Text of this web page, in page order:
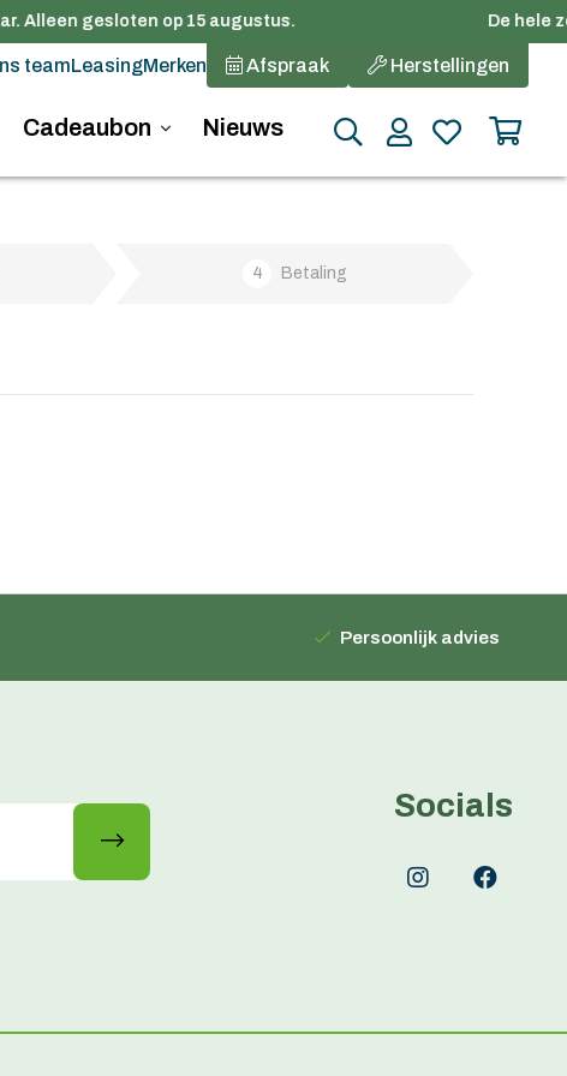
Alleen gesloten op 15 augustus. De hele
teamLeasingMerken Afspraak Herstellingen
Cadeaubon Nieuws
4 Betaling
Persoonlijk advies
Socials